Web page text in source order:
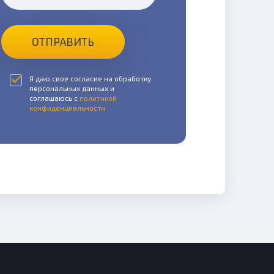
ОТПРАВИТЬ
Я даю свое согласие на обработку
персональных данных и
соглашаюсь с политикой
конфиденциальности